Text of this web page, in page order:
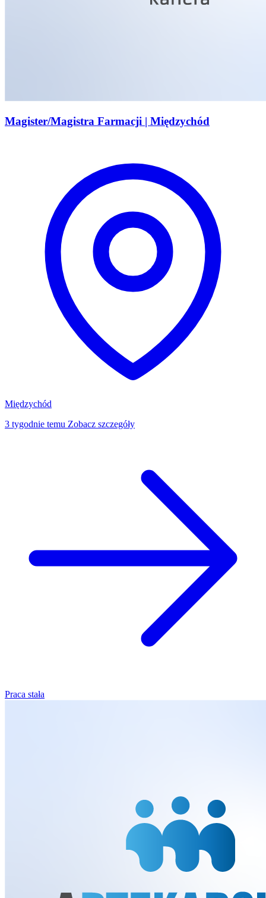
Magister/Magistra Farmacji | Międzychód
Międzychód
3 tygodnie temu Zobacz szczegóły
Praca stała